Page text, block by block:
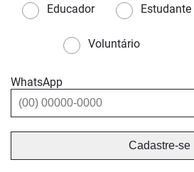
Educador
Estudante
Voluntário
WhatsApp